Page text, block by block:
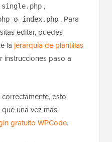
single.php ,
o index.php . Para
editar, puedes
la jerarquía de plantillas
instrucciones paso a
esto
una vez más
gratuito WPCode.